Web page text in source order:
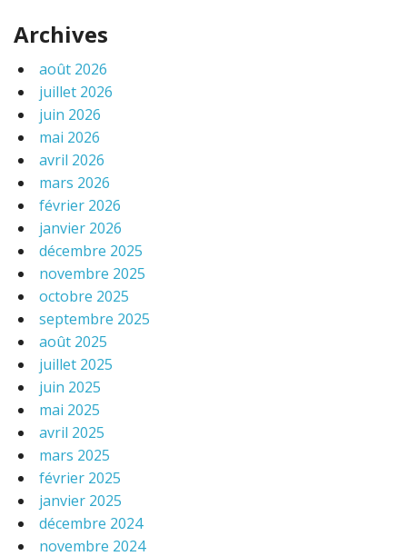
Archives
août 2026
juillet 2026
juin 2026
mai 2026
avril 2026
mars 2026
février 2026
janvier 2026
décembre 2025
novembre 2025
octobre 2025
septembre 2025
août 2025
juillet 2025
juin 2025
mai 2025
avril 2025
mars 2025
février 2025
janvier 2025
décembre 2024
novembre 2024